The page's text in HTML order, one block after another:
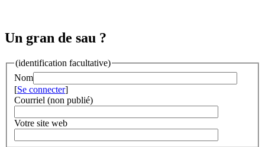
Un gran de sau ?
(identification facultative)
Nom
[Se connecter]
Courriel (non publié)
Votre site web